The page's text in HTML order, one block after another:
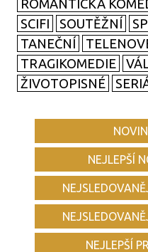
ROMANTICKÁ
SCIFI
SOUTĚŽNÍ
TANEČNÍ
TRAGIKOMEDIE
ŽIVOTOPISNÉ
NEJLEPŠÍ
NEJLEPŠÍ